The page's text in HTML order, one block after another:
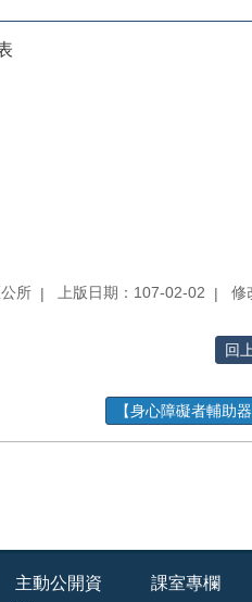
所 上版日期：107-02-02 修
回
【身心障礙者輔助
主動公開資
課室專欄